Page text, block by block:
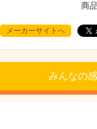
商
メーカーサイトへ
みんなの